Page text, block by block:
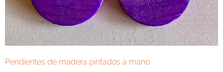
Pendientes de madera pintados a mano